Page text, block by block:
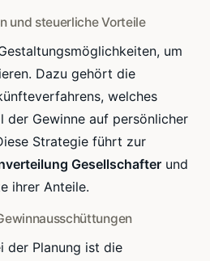
und steuerliche Vorteile
um
Dazu gehört die
welches
der Gewinne auf persönlicher
Strategie führt zur
Gesellschafter und
ihrer Anteile.
der Planung ist die